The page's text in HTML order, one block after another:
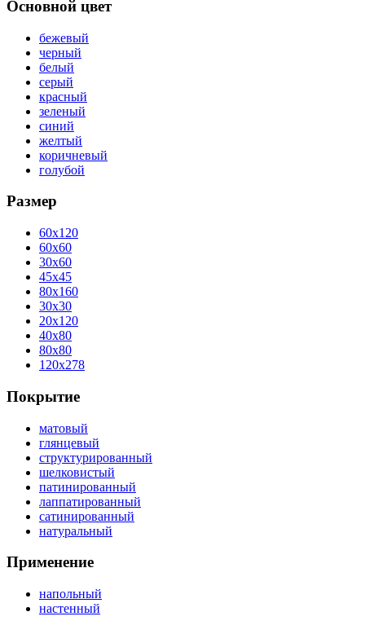
Основной цвет
бежевый
черный
белый
серый
красный
зеленый
синий
желтый
коричневый
голубой
Размер
60x120
60x60
30x60
45x45
80x160
30x30
20x120
40x80
80x80
120x278
Покрытие
матовый
глянцевый
структурированный
шелковистый
патинированный
лаппатированный
сатинированный
натуральный
Применение
напольный
настенный